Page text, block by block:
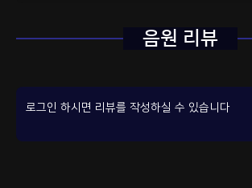
음원 리뷰
로그인 하시면 리뷰를 작성하실 수 있습니다